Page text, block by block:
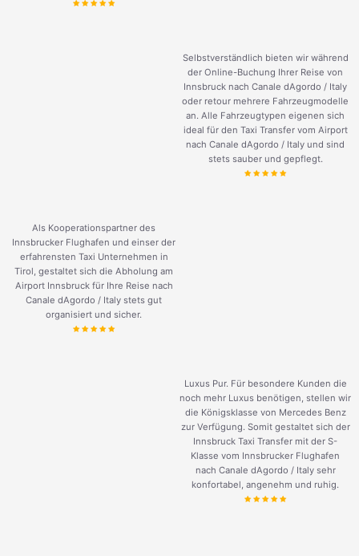
Selbstverständlich bieten wir während
der Online-Buchung Ihrer Reise von
Innsbruck nach Canale dAgordo / Italy
oder retour mehrere Fahrzeugmodelle
an. Alle Fahrzeugtypen eigenen sich
ideal für den Taxi Transfer vom Airport
nach Canale dAgordo / Italy und sind
stets sauber und gepflegt.
Als Kooperationspartner des
Innsbrucker Flughafen und einser der
erfahrensten Taxi Unternehmen in
Tirol, gestaltet sich die Abholung am
Airport Innsbruck für Ihre Reise nach
Canale dAgordo / Italy stets gut
organisiert und sicher.
Luxus Pur. Für besondere Kunden die
noch mehr Luxus benötigen, stellen wir
die Königsklasse von Mercedes Benz
zur Verfügung. Somit gestaltet sich der
Innsbruck Taxi Transfer mit der S-
Klasse vom Innsbrucker Flughafen
nach Canale dAgordo / Italy sehr
konfortabel, angenehm und ruhig.